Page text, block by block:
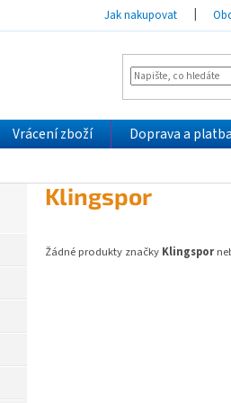
Jak nakupovat
Vrácení zboží Doprava a platba
Klingspor
Žádné produkty značky Klingspor